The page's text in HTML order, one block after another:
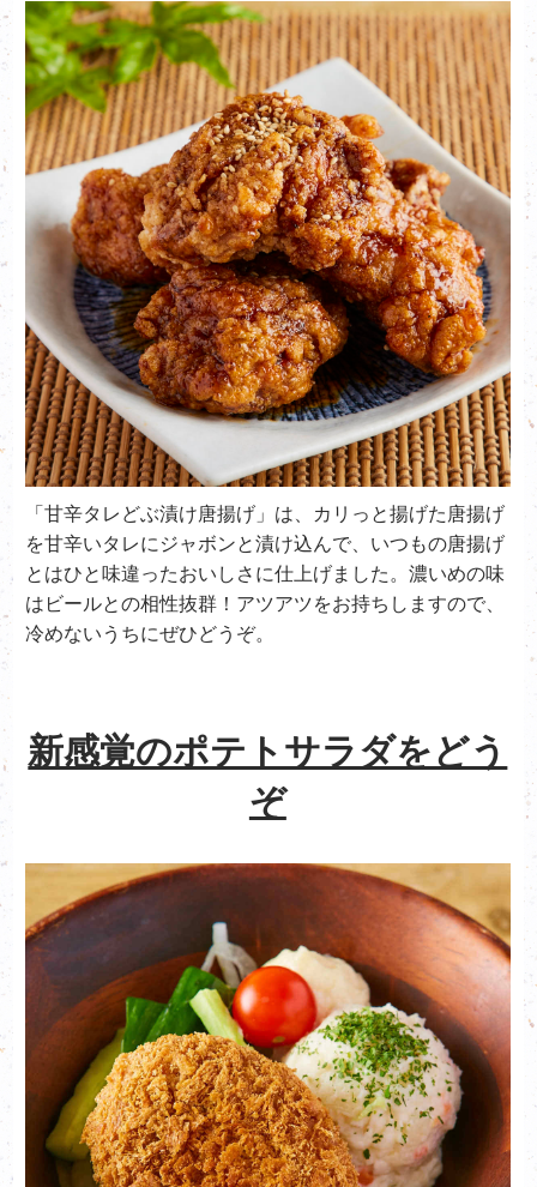
「甘辛タレどぶ漬け唐揚げ」は、カリっと揚げた唐揚げ
を甘辛いタレにジャボンと漬け込んで、いつもの唐揚げ
とはひと味違ったおいしさに仕上げました。濃いめの味
はビールとの相性抜群！アツアツをお持ちしますので、
冷めないうちにぜひどうぞ。
新感覚のポテトサラダをどう
ぞ